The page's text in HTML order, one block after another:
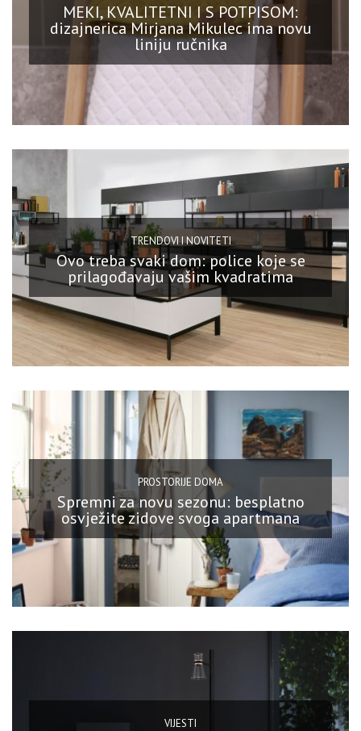
MEKI, KVALITETNI I S POTPISOM:
dizajnerica Mirjana Mikulec ima novu
liniju ručnika
TRENDOVI I NOVITETI
Ovo treba svaki dom: police koje se
prilagođavaju vašim kvadratima
PROSTORIJE DOMA
Spremni za novu sezonu: besplatno
osvježite zidove svoga apartmana
VIJESTI